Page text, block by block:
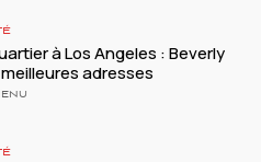
à Los Angeles : Beverly
meilleures adresses